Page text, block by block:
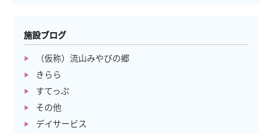
施設ブログ
（仮称）流山みやびの郷
きらら
すてっぷ
その他
デイサービス